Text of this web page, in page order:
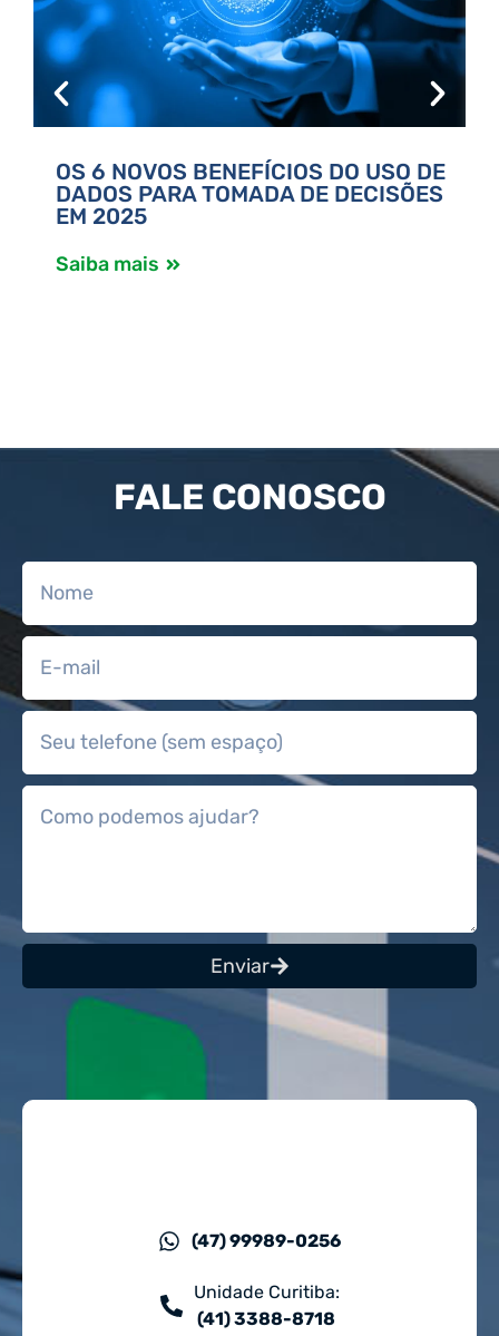
OS 6 NOVOS BENEFÍCIOS DO USO DE
DADOS PARA TOMADA DE DECISÕES
EM 2025
Saiba mais
FALE CONOSCO
Enviar
(47) 99989-0256
Unidade Curitiba:
(41) 3388-8718